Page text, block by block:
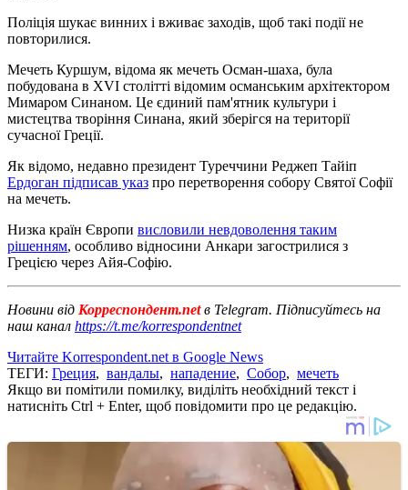
Поліція шукає винних і вживає заходів, щоб такі події не
повторилися.
Мечеть Куршум, відома як мечеть Осман-шаха, була
побудована в XVI столітті відомим османським архітектором
Мимаром Синаном. Це єдиний пам'ятник культури і
мистецтва творіння Синана, який зберігся на території
сучасної Греції.
Як відомо, недавно президент Туреччини Реджеп Тайіп
Ердоган підписав указ про перетворення собору Святої Софії
на мечеть.
Низка країн Європи висловили невдоволення таким
рішенням, особливо відносини Анкари загострилися з
Грецією через Айя-Софію.
Новини від Корреспондент.netв Telegram. Підписуйтесь на
наш канал https://t.me/korrespondentnet
Читайте Korrespondent.net в Google News
ТЕГИ: Греция, вандалы, нападение, Собор, мечеть
Якщо ви помітили помилку, виділіть необхідний текст і
натисніть Ctrl + Enter, щоб повідомити про це редакцію.